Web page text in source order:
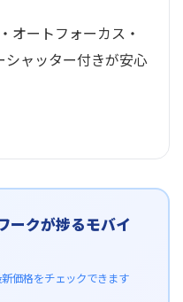
オートフォーカス・
ャッター付きが安心
ークが捗るモバイ
価格をチェックできます